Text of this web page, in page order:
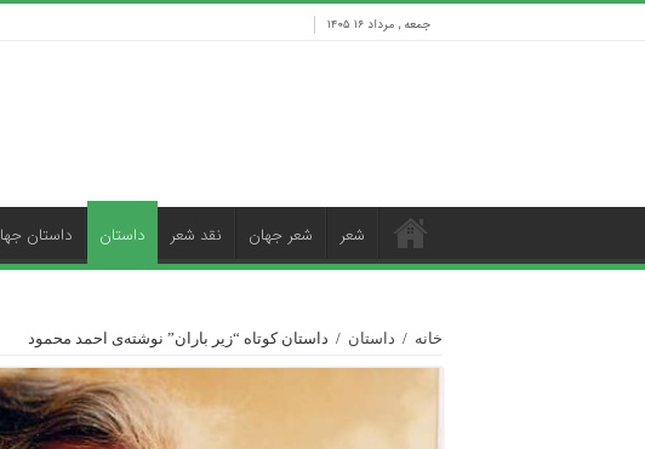
جمعه , مرداد ۱۶ ۱۴۰۵
شعر شعر جهان نقد شعر داستان داستان
خانه / داستان / داستان کوتاه “زیر باران” نوشته‌ی احمد محمود